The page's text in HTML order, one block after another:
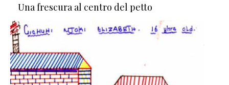
Una frescura al centro del petto